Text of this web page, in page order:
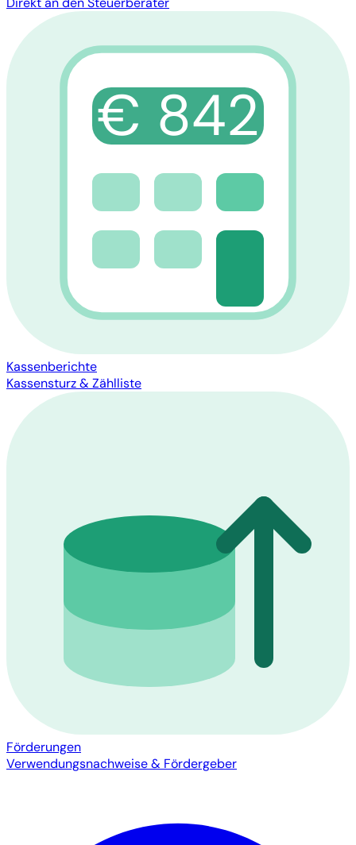
€ 842
Kassenberichte
Kassensturz & Zählliste
Förderungen
Verwendungsnachweise & Fördergeber